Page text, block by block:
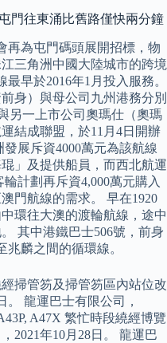
門往東涌比舊路僅快兩分鐘
再為屯門碼頭展開招標，物
三角洲中國大陸城市的跨境
早於2016年1月投入服務。
身）與母公司九州港務分別
另一上市公司奧瑪仕（奧瑪
結成聯盟，於11月4日開辦
展斥資4000萬元為該航線
」及提供船員，而西北航運
計劃再斥資4,000萬元購入
門航線的需求。 早在1920
環往大澳的渡輪航線，途中
其中港鐵巴士506號，前身
兆麟之間的循環線。
掃管笏及掃管笏區內站位改
。 龍運巴士有限公司，
A47X 繁忙時段繞經博覽
2021年10月28日。 龍運巴